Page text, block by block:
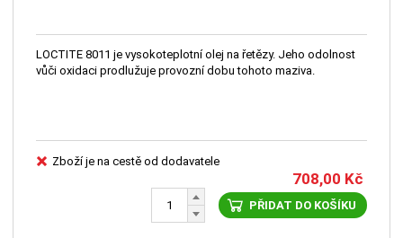
LOCTITE 8011 je vysokoteplotní olej na řetězy. Jeho odolnost
vůči oxidaci prodlužuje provozní dobu tohoto maziva.
Zboží je na cestě od dodavatele
708,00 Kč
PŘIDAT DO KOŠÍKU